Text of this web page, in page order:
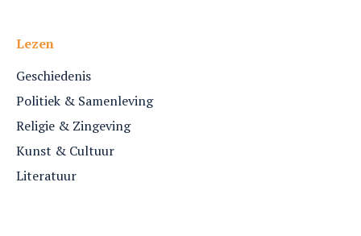
Lezen
Geschiedenis
Politiek & Samenleving
Religie & Zingeving
Kunst & Cultuur
Literatuur